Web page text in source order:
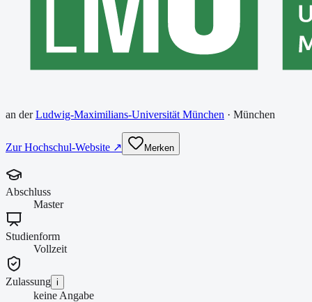
an derLudwig-Maximilians-Universität München · München
Zur Hochschul-Website ↗ Merken
Abschluss
Master
Studienform
Vollzeit
Zulassung i
keine Angabe